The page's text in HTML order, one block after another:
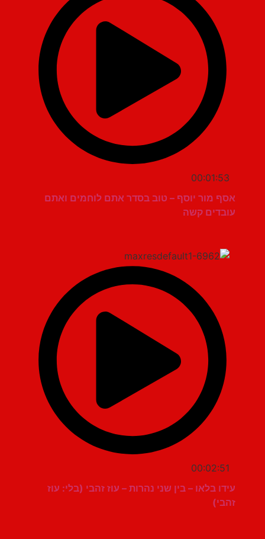
00:01:53
אסף מור יוסף – טוב בסדר אתם לוחמים ואתם
עובדים קשה
00:02:51
עידו בלאו – בין שני נהרות – עוז זהבי (בלי: עוז